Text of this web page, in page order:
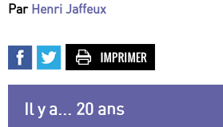
Par Henri Jaffeux
Il y a... 20 ans